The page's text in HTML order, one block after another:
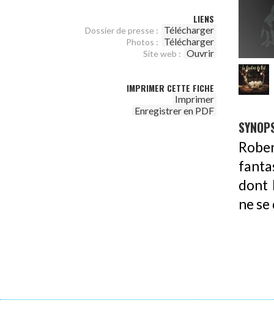
LIENS
Dossier de presse : Télécharger
Photos : Télécharger
Site web : Ouvrir
IMPRIMER CETTE FICHE
Imprimer
Enregistrer en PDF
dont
ne